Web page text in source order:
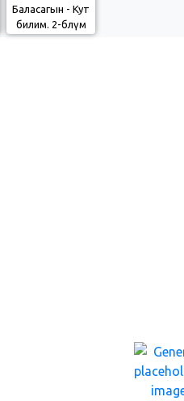
Баласагын - Кут
билим. 2-бөлүм